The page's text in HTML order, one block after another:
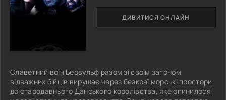
Славетний воїн Беовульф разом зі своїм загоном
відважних бійців вирушає через безкраї морські простори
до стародавнього Данського королівства, яке опинилося
ДИВИТИСЯ ОНЛАЙН